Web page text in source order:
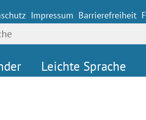
Impressum Barrierefreiheit
Leichte Sprache